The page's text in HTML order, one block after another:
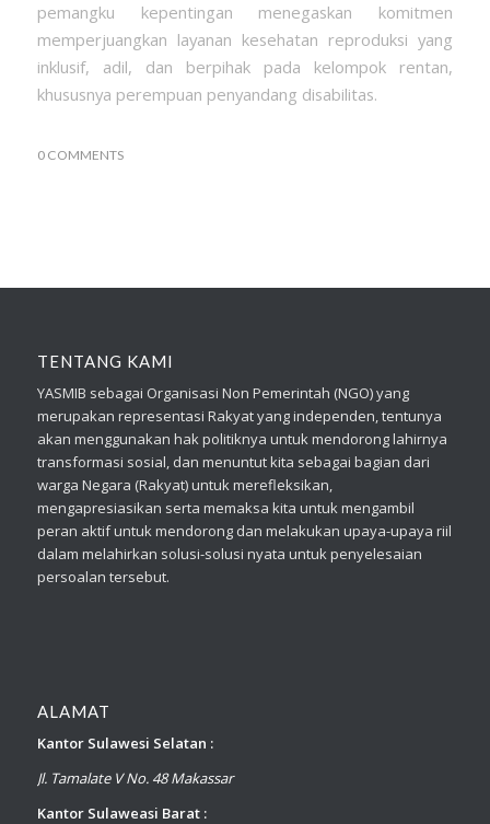
pemangku kepentingan menegaskan komitmen
memperjuangkan layanan kesehatan reproduksi yang
inklusif, adil, dan berpihak pada kelompok rentan,
khususnya perempuan penyandang disabilitas.
0 COMMENTS
TENTANG KAMI
YASMIB sebagai Organisasi Non Pemerintah (NGO) yang
merupakan representasi Rakyat yang independen, tentunya
akan menggunakan hak politiknya untuk mendorong lahirnya
transformasi sosial, dan menuntut kita sebagai bagian dari
warga Negara (Rakyat) untuk merefleksikan,
mengapresiasikan serta memaksa kita untuk mengambil
peran aktif untuk mendorong dan melakukan upaya-upaya riil
dalam melahirkan solusi-solusi nyata untuk penyelesaian
persoalan tersebut.
ALAMAT
Kantor Sulawesi Selatan :
Jl. Tamalate V No. 48 Makassar
Kantor Sulaweasi Barat :